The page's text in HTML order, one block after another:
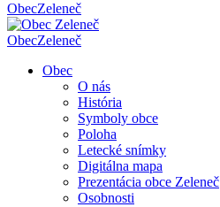
ObecZeleneč
ObecZeleneč
Obec
O nás
História
Symboly obce
Poloha
Letecké snímky
Digitálna mapa
Prezentácia obce Zeleneč
Osobnosti